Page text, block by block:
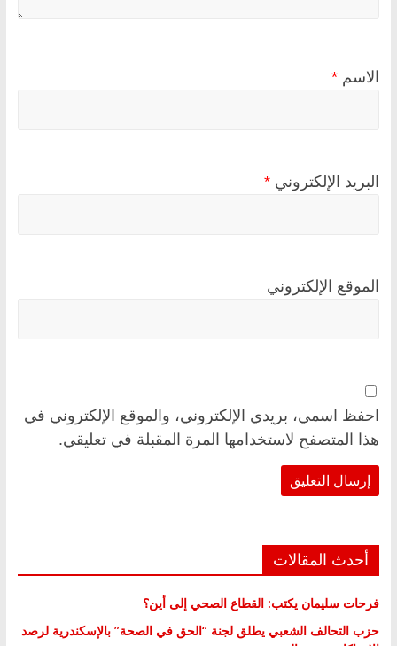
الاسم *
البريد الإلكتروني *
الموقع الإلكتروني
احفظ اسمي، بريدي الإلكتروني، والموقع الإلكتروني في
هذا المتصفح لاستخدامها المرة المقبلة في تعليقي.
أحدث المقالات
فرحات سليمان يكتب: القطاع الصحي إلى أين؟
حزب التحالف الشعبي يطلق لجنة “الحق في الصحة” بالإسكندرية لرصد